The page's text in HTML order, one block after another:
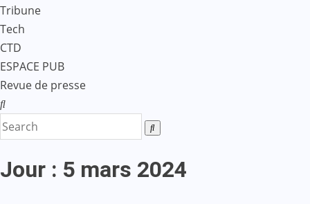
Tribune
Tech
CTD
ESPACE PUB
Revue de presse
Jour : 5 mars 2024